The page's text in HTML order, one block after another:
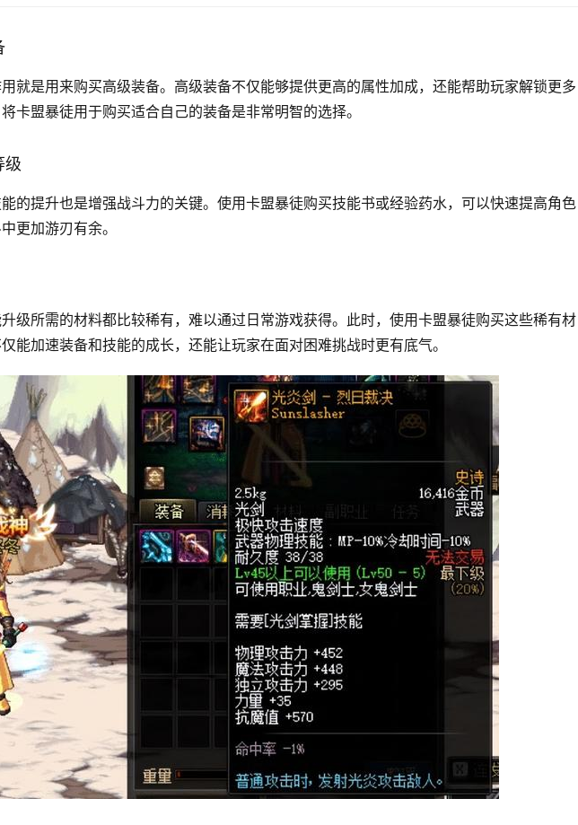
就是用来购买高级装备。高级装备不仅能够提供更高的属性加成，还能帮助玩家解锁更多
卡盟暴徒用于购买适合自己的装备是非常明智的选择。
级
的提升也是增强战斗力的关键。使用卡盟暴徒购买技能书或经验药水，可以快速提高角色
更加游刃有余。
级所需的材料都比较稀有，难以通过日常游戏获得。此时，使用卡盟暴徒购买这些稀有材
能加速装备和技能的成长，还能让玩家在面对困难挑战时更有底气。